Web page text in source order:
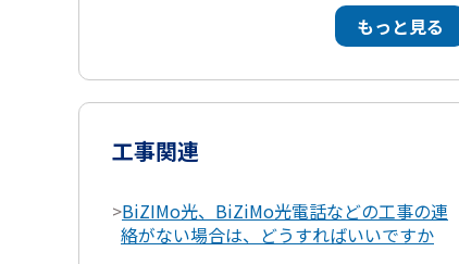
もっと見る
工事関連
>BiZIMo光、BiZiMo光電話などの工事の連
絡がない場合は、どうすればいいですか